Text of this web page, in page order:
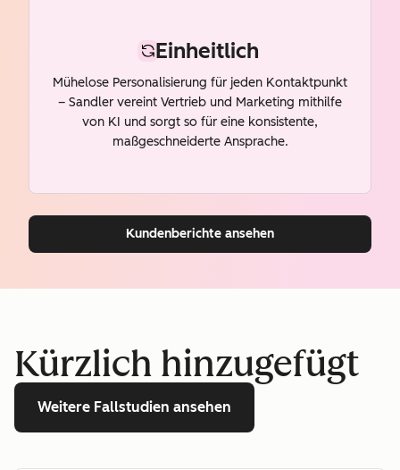
Einheitlich
Mühelose Personalisierung für jeden Kontaktpunkt
– Sandler vereint Vertrieb und Marketing mithilfe
von KI und sorgt so für eine konsistente,
maßgeschneiderte Ansprache.
Kundenberichte ansehen
Kürzlich hinzugefügt
Weitere Fallstudien ansehen